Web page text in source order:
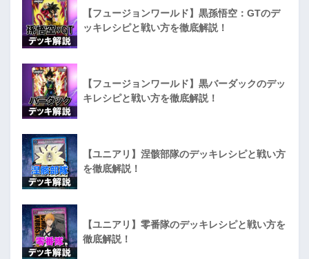
【フュージョンワールド】黒孫悟空：GTのデ
ッキレシピと戦い方を徹底解説！
【フュージョンワールド】黒バーダックのデッ
キレシピと戦い方を徹底解説！
【ユニアリ】涅骸部隊のデッキレシピと戦い方
を徹底解説！
【ユニアリ】零番隊のデッキレシピと戦い方を
徹底解説！